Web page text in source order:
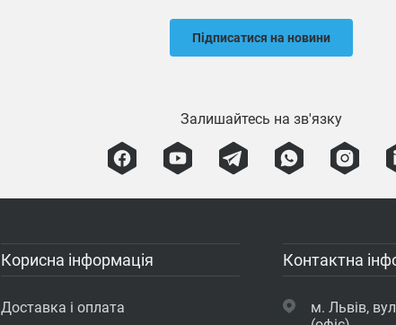
Підписатися на новини
Залишайтесь на зв'язку
Корисна інформація
Доставка і оплата
Контактна
м. Львів,